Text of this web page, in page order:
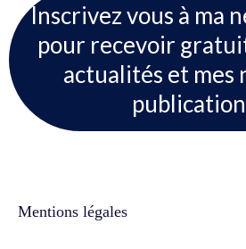
Inscrivez vous à ma
pour recevoir
actualités et mes
Mentions légales